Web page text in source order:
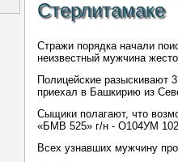
Стерлитамаке
Стражи порядка начали
неизвестный мужчина
Полицейские разыскивают
приехал в Башкирию из
Сыщики полагают, что
«БМВ 525» г/н - О104УМ
Всех узнавших мужчину